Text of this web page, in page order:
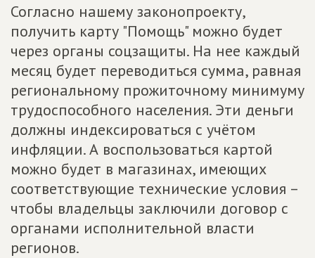
Согласно нашему законопроекту,
получить карту "Помощь" можно будет
через органы соцзащиты. На нее каждый
месяц будет переводиться сумма, равная
региональному прожиточному минимуму
трудоспособного населения. Эти деньги
должны индексироваться с учётом
инфляции. А воспользоваться картой
можно будет в магазинах, имеющих
соответствующие технические условия –
чтобы владельцы заключили договор с
органами исполнительной власти
регионов.